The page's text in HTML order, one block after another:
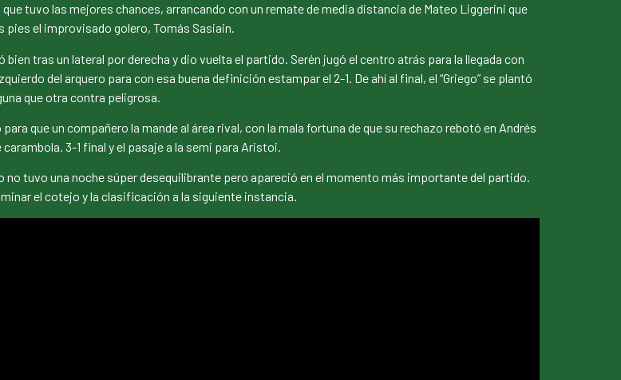
tuvo las mejores chances, arrancando con un remate de media distancia de Mateo Liggerini que
pies el improvisado golero, Tomás Sasiain.
tras un lateral por derecha y dio vuelta el partido. Serén jugó el centro atrás para la llegada con
del arquero para con esa buena definición estampar el 2-1. De ahí al final, el “Griego” se plantó
que otra contra peligrosa.
que un compañero la mande al área rival, con la mala fortuna de que su rechazo rebotó en Andrés
3-1 final y el pasaje a la semi para Aristoi.
tuvo una noche súper desequilibrante pero apareció en el momento más importante del partido.
el cotejo y la clasificación a la siguiente instancia.